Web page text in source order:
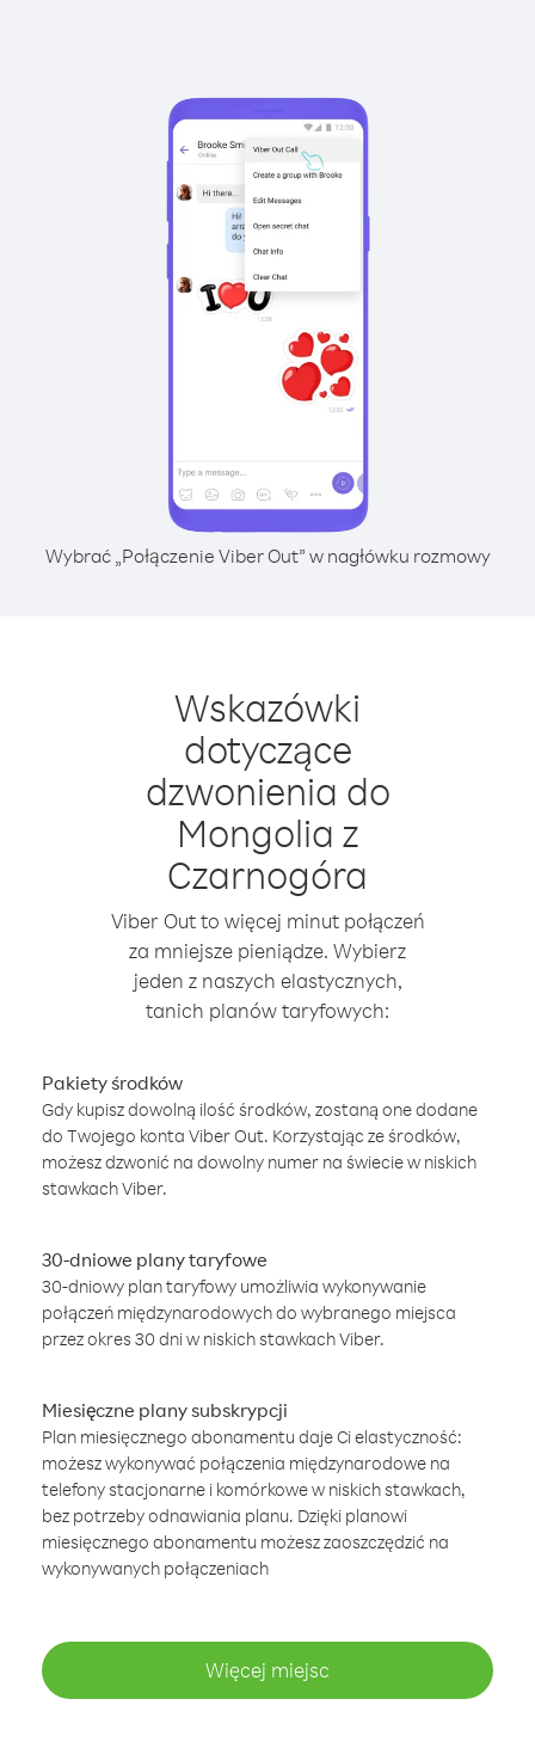
Wybrać „Połączenie Viber Out” w nagłówku rozmowy
Wskazówki
dotyczące
dzwonienia do
Mongolia z
Czarnogóra
Viber Out to więcej minut połączeń
za mniejsze pieniądze. Wybierz
jeden z naszych elastycznych,
tanich planów taryfowych:
Pakiety środków
Gdy kupisz dowolną ilość środków, zostaną one dodane
do Twojego konta Viber Out. Korzystając ze środków,
możesz dzwonić na dowolny numer na świecie w niskich
stawkach Viber.
30-dniowe plany taryfowe
30-dniowy plan taryfowy umożliwia wykonywanie
połączeń międzynarodowych do wybranego miejsca
przez okres 30 dni w niskich stawkach Viber.
Miesięczne plany subskrypcji
Plan miesięcznego abonamentu daje Ci elastyczność:
możesz wykonywać połączenia międzynarodowe na
telefony stacjonarne i komórkowe w niskich stawkach,
bez potrzeby odnawiania planu. Dzięki planowi
miesięcznego abonamentu możesz zaoszczędzić na
wykonywanych połączeniach
Więcej miejsc